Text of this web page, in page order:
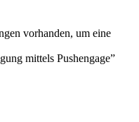
vorhanden, um eine
mittels Pushengage”